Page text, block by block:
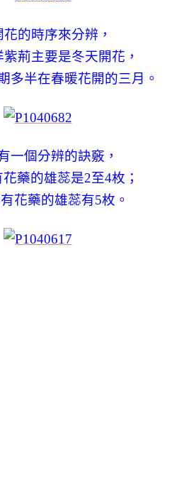
的時序來分辨，
荊主要是冬天開花，
多半在春暖花開的三月。
一個分辨的訣竅，
藥的雄蕊是2至4枚；
花藥的雄蕊有5枚。